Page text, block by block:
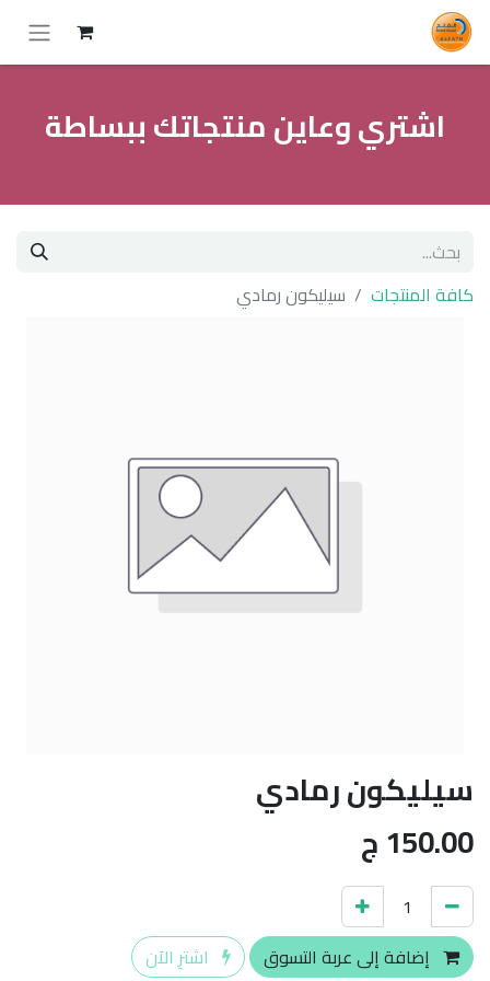
اشتري وعاين منتجاتك ببساطة
كافة المنتجات سيليكون رمادي
سيليكون رمادي
150.00ج
إضافة إلى عربة التسوق اشترِ الآن